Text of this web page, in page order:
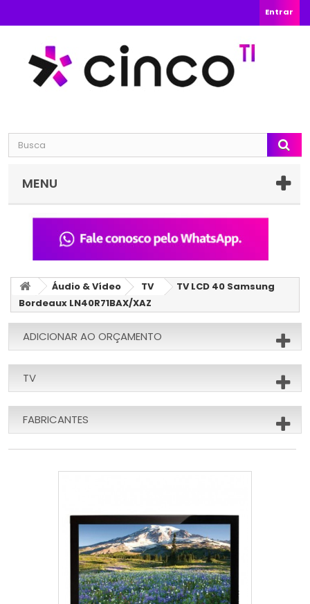
Entrar
MENU
Áudio & Vídeo TV
TV LCD 40 Samsung
Bordeaux LN40R71BAX/XAZ
ADICIONAR AO ORÇAMENTO
TV
FABRICANTES